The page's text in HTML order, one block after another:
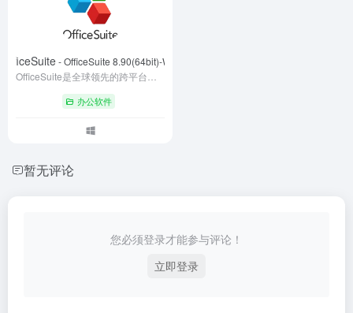
OfficeSuite- OfficeSuite 8.90(64bit)-Win
办公软件
暂无评论
您必须登录才能参与评论！
立即登录